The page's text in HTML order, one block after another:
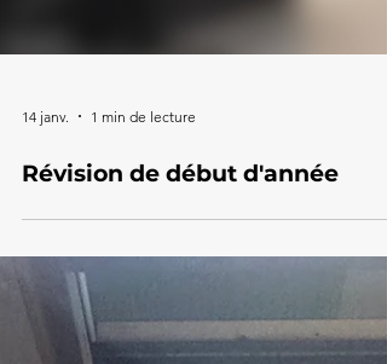
14 janv. 1 min de lecture
Révision de début d'année